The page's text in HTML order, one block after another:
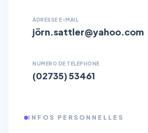
ADRESSE E-MAIL
jörn.sattler@yahoo.com
NUMERO DE TELEPHONE
(02735) 53461
INFOS PERSONNELLES